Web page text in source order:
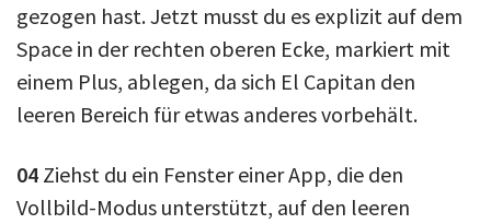
gezogen hast. Jetzt musst du es explizit auf dem
Space in der rechten oberen Ecke, markiert mit
einem Plus, ablegen, da sich El Capitan den
leeren Bereich für etwas anderes vorbehält.
04 Ziehst du ein Fenster einer App, die den
Vollbild-Modus unterstützt, auf den leeren